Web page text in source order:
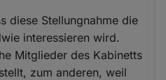
diese Stellungnahme die
interessieren wird.
Mitglieder des Kabinetts
zum anderen, weil